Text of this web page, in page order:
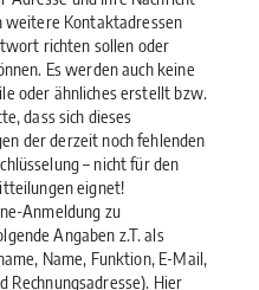
weitere Kontaktadressen
richten sollen oder
Es werden auch keine
oder ähnliches erstellt bzw.
dass sich dieses
der derzeit noch fehlenden
– nicht für den
eignet!
Anmeldung zu
Angaben z.T. als
Name, Funktion, E-Mail,
Rechnungsadresse). Hier